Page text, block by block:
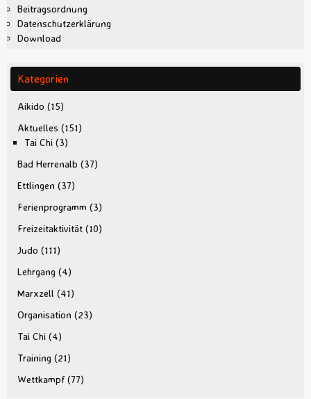
Beitragsordnung
Datenschutzerklärung
Download
Kategorien
Aikido (15)
Aktuelles (151)
Tai Chi (3)
Bad Herrenalb (37)
Ettlingen (37)
Ferienprogramm (3)
Freizeitaktivität (10)
Judo (111)
Lehrgang (4)
Marxzell (41)
Organisation (23)
Tai Chi (4)
Training (21)
Wettkampf (77)